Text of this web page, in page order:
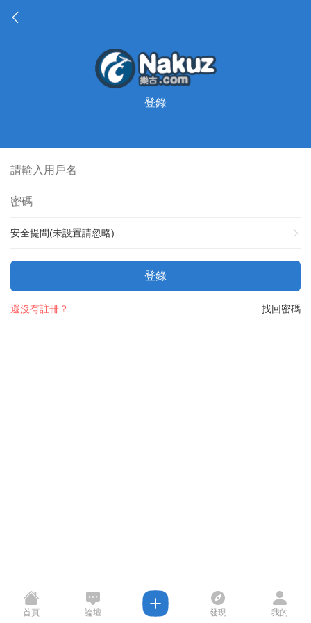
登錄
安全提問(未設置請忽略)
登錄
找回密碼
還沒有註冊？
首頁 論壇 發現 我的